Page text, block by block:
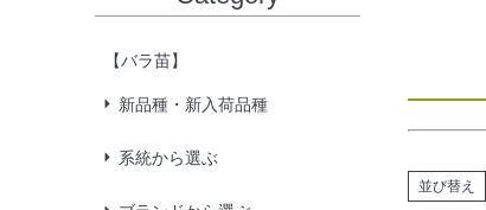
【バラ苗】
新品種・新入荷品種
系統から選ぶ
並び替え